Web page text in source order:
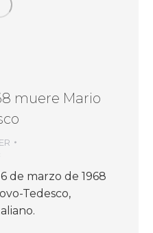
muere Mario
de marzo de 1968
Tedesco,